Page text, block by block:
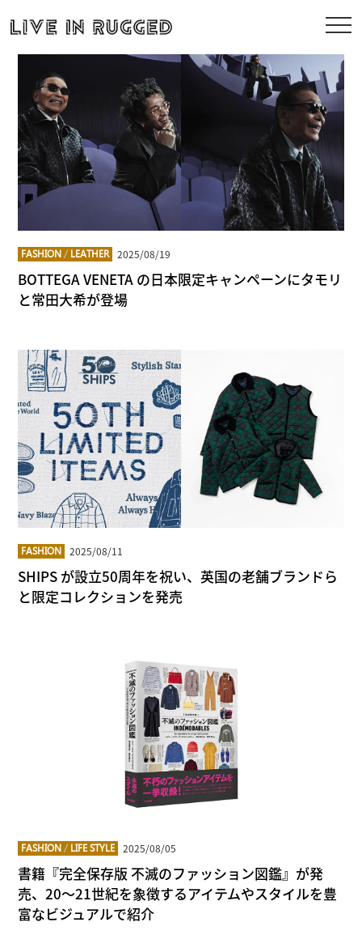
FASHION / LEATHER 2025/08/19
BOTTEGA VENETA の日本限定キャンペーンにタモリ
と常田大希が登場
FASHION 2025/08/11
SHIPS が設立50周年を祝い、英国の老舗ブランドら
と限定コレクションを発売
FASHION / LIFE STYLE 2025/08/05
書籍『完全保存版 不滅のファッション図鑑』が発
売、20～21世紀を象徴するアイテムやスタイルを豊
富なビジュアルで紹介